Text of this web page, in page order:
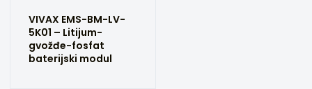
VIVAX EMS-BM-LV-
5K01 – Litijum-
gvožđe-fosfat
baterijski modul